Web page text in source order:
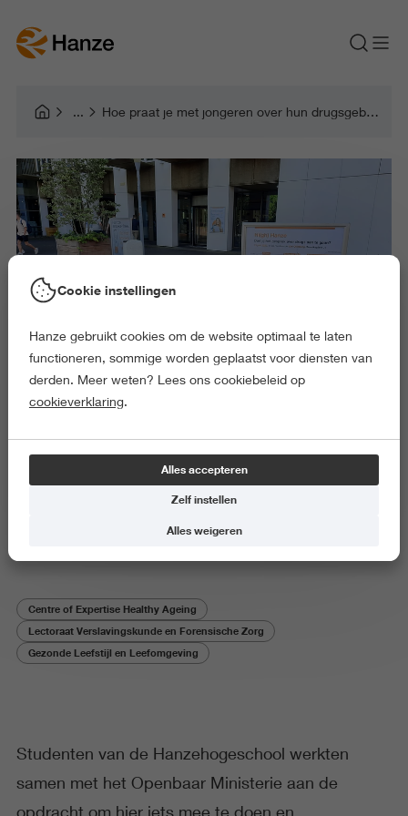
Hoe praat je met jongeren over hun drugsgebruik?
Hoe praat je met jongeren over
hun drugsgebruik?
Student aan het woord
Centre of Expertise Healthy Ageing
Lectoraat Verslavingskunde en Forensische Zorg
Gezonde Leefstijl en Leefomgeving
Studenten van de Hanzehogeschool werkten
samen met het Openbaar Ministerie aan de
opdracht om hier iets mee te doen en
Cookie instellingen
Hanze gebruikt cookies om de website optimaal te laten
functioneren, sommige worden geplaatst voor diensten van
derden. Meer weten? Lees ons cookiebeleid op
cookieverklaring.
Alles accepteren
Zelf instellen
Alles weigeren